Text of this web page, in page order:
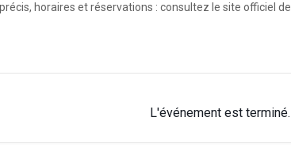
horaires et réservations : consultez le site officiel de
L'événement est terminé.